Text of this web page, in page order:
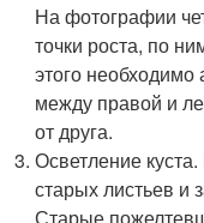
На фотографии
точки роста, по
этого необходимо
между правой и
от друга.
Осветление
старых листьев и